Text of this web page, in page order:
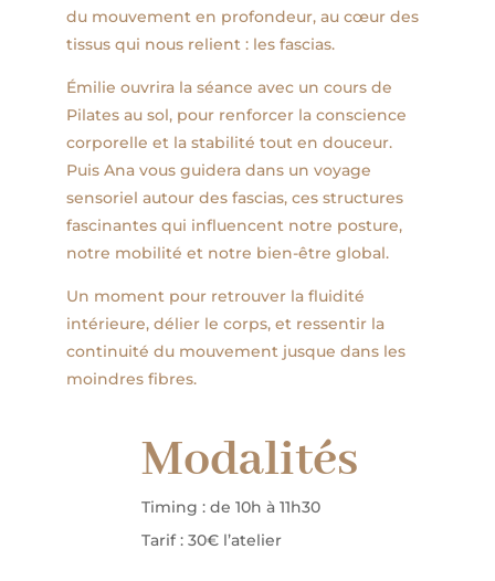
du mouvement en profondeur, au cœur des
tissus qui nous relient : les fascias.
Émilie ouvrira la séance avec un cours de
Pilates au sol, pour renforcer la conscience
corporelle et la stabilité tout en douceur.
Puis Ana vous guidera dans un voyage
sensoriel autour des fascias, ces structures
fascinantes qui influencent notre posture,
notre mobilité et notre bien-être global.
Un moment pour retrouver la fluidité
intérieure, délier le corps, et ressentir la
continuité du mouvement jusque dans les
moindres fibres.
Modalités
Timing : de 10h à 11h30
Tarif : 30€ l’atelier